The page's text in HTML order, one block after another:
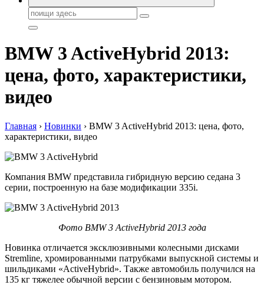
Поиск:
BMW 3 ActiveHybrid 2013:
цена, фото, характеристики,
видео
Главная › Новинки › BMW 3 ActiveHybrid 2013: цена, фото,
характеристики, видео
Компания BMW представила гибридную версию седана 3
серии, построенную на базе модификации 335i.
Фото BMW 3 ActiveHybrid 2013 года
Новинка отличается эксклюзивными колесными дисками
Stremline, хромированными патрубками выпускной системы и
шильдиками «ActiveHybrid». Также автомобиль получился на
135 кг тяжелее обычной версии с бензиновым мотором.